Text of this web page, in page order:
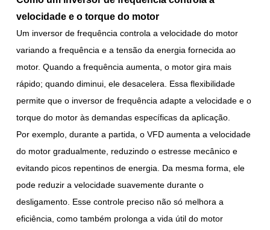
velocidade e o torque do motor
Um inversor de frequência controla a velocidade do motor
variando a frequência e a tensão da energia fornecida ao
motor. Quando a frequência aumenta, o motor gira mais
rápido; quando diminui, ele desacelera. Essa flexibilidade
permite que o inversor de frequência adapte a velocidade e o
torque do motor às demandas específicas da aplicação.
Por exemplo, durante a partida, o VFD aumenta a velocidade
do motor gradualmente, reduzindo o estresse mecânico e
evitando picos repentinos de energia. Da mesma forma, ele
pode reduzir a velocidade suavemente durante o
desligamento. Esse controle preciso não só melhora a
eficiência, como também prolonga a vida útil do motor